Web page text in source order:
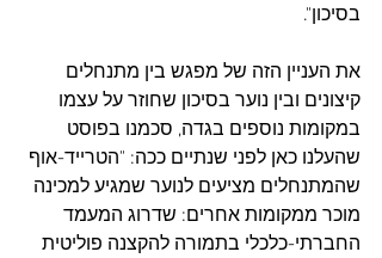
בסיכון".
את העניין הזה של מפגש בין מתנחלים
קיצונים ובין נוער בסיכון שחוזר על עצמו
במקומות נוספים בגדה, סכמנו בפוסט
שהעלנו כאן לפני שנתיים ככה: "הטרייד-אוף
שהמתנחלים מציעים לנוער שמגיע למכינה
מוכר ממקומות אחרים: שדרוג המעמד
החברתי-כלכלי בתמורה להקצנה פוליטית